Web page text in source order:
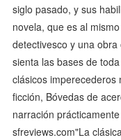
siglo pasado, y sus
novela, que es al
detectivesco y una
sienta las bases de
clásicos imperecederos
ficción, Bóvedas de
narración
sfreviews.com"La